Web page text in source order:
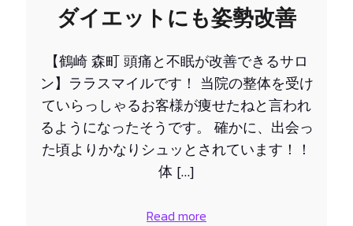
ダイエットにも姿勢改善
【鶴崎 森町 頭痛と不眠が改善できるサロ
ン】ララスマイルです！ 当院の整体を受け
ていらっしゃるお客様が痩せたねと言われ
るようになったそうです。 確かに、出会っ
た頃よりかなりシュッとされています！！
体 […]
Read more